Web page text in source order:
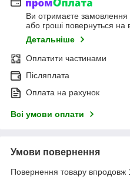
Ви отримаєте замовлення
або гроші повернуться на
Детальніше
Оплатити частинами
Післяплата
Оплата на рахунок
Всі умови оплати
Умови повернення
Повернення товару впродовж